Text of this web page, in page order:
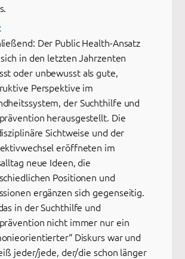
Der Public Health-Ansatz
in den letzten Jahrzenten
oder unbewusst als gute,
Perspektive im
der Suchthilfe und
herausgestellt. Die
Sichtweise und der
eröffneten im
neue Ideen, die
Positionen und
ergänzen sich gegenseitig.
in der Suchthilfe und
nicht immer nur ein
Diskurs war und
jeder/jede, der/die schon länger